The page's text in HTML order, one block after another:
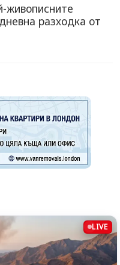
живописните
разходка от
LIVE